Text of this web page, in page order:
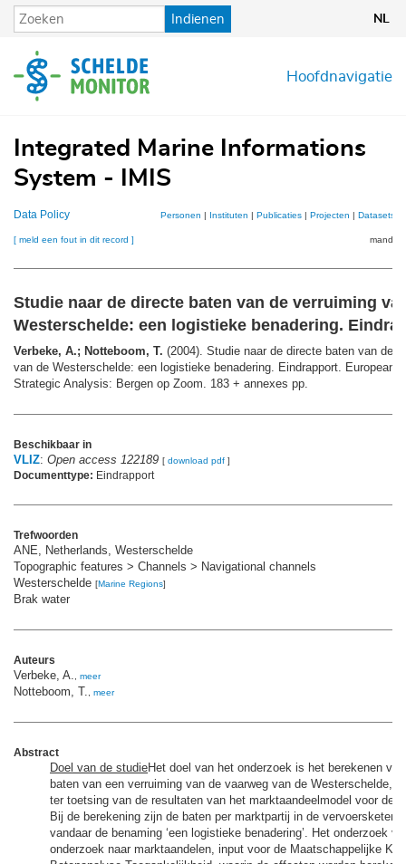
Overslaan
en
de
inhoud
Indienen NL
Hoofdnavigatie
Integrated Marine Informations
System - IMIS
Data Policy Personen | Instituten | Publicaties| Projecten | Datasets
[ meld een fout in dit record ] mandje
Studie naar de directe baten van de verruiming
Westerschelde: een logistieke benadering.
Verbeke, A.; Notteboom, T. (2004). Studie naar de directe baten van de
van de Westerschelde: een logistieke benadering. Eindrapport. European
Strategic Analysis: Bergen op Zoom. 183 + annexes pp.
Beschikbaar in
VLIZ: Open access 122189 [ download pdf ]
Documenttype: Eindrapport
Trefwoorden
ANE, Netherlands, Westerschelde
Topographic features > Channels > Navigational channels
Westerschelde [Marine Regions]
Brak water
Auteurs
Verbeke, A. meer
Notteboom, T. meer
Abstract
Doel van de studieHet doel van het onderzoek is het berekenen
baten van een verruiming van de vaarweg van de Westerschelde,
ter toetsing van de resultaten van het marktaandeelmodel voor de
Bij de berekening zijn de baten per marktpartij in de vervoersketen
vandaar de benaming ‘een logistieke benadering’. Het onderzoek
onderzoek naar marktaandelen, input voor de Maatschappelijke